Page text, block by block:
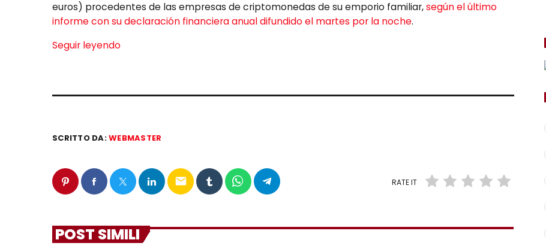
euros) procedentes de las empresas de criptomonedas de su emporio familiar,según el último
informe con su declaración financiera anual difundido el martes por la noche.
Seguir leyendo
SCRITTO DA:WEBMASTER
email RATE IT
POST SIMILI